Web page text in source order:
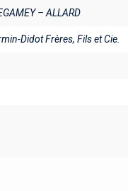
– ALLARD
Didot Frères, Fils et Cie.